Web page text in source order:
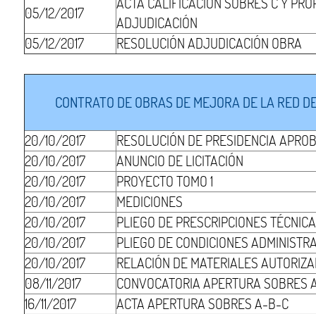
05/12/2017
ADJUDICACIÓN
05/12/2017
RESOLUCIÓN ADJUDICACIÓN OBRA
CONTRATO DE OBRAS DE MEJORA DE LA RED
20/10/2017
RESOLUCIÓN DE PRESIDENCIA
20/10/2017
ANUNCIO DE LICITACIÓN
20/10/2017
PROYECTO TOMO 1
20/10/2017
MEDICIONES
20/10/2017
PLIEGO DE PRESCRIPCIONES
20/10/2017
PLIEGO DE CONDICIONES
20/10/2017
RELACIÓN DE MATERIALES
08/11/2017
CONVOCATORIA APERTURA
16/11/2017
ACTA APERTURA SOBRES A-B-C